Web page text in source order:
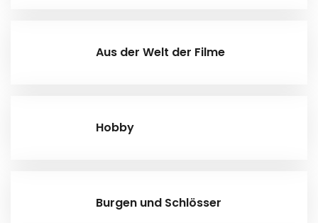
Aus der Welt der Filme
Hobby
Burgen und Schlösser